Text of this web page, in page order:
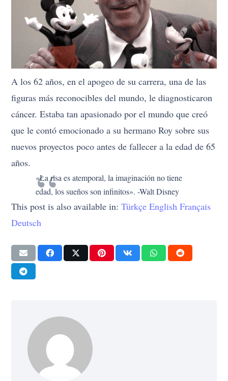
A los 62 años, en el apogeo de su carrera, una de las
figuras más reconocibles del mundo, le diagnosticaron
cáncer. Estaba tan apasionado por el mundo que creó
que le contó emocionado a su hermano Roy sobre sus
nuevos proyectos poco antes de fallecer a la edad de 65
años.
«La risa es atemporal, la imaginación no tiene
edad, los sueños son infinitos». -Walt Disney
This post is also available in:Türkçe English Français
Deutsch